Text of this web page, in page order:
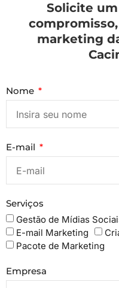
Solicite
marketing
Nome
E-mail
Serviços
Gestão de Mídias
E-mail Marketing
Pacote de Marketing
Empresa